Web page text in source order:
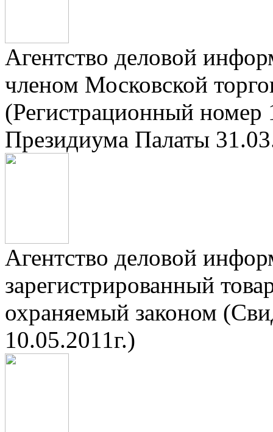
Агентство деловой
членом Московской
(Регистрационный
Президиума Палаты
Агентство деловой
зарегистрированный
охраняемый законом
10.05.2011г.)